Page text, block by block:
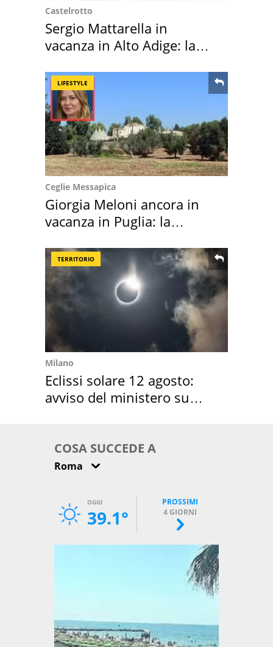
Castelrotto
Sergio Mattarella in
vacanza in Alto Adige: la
LIFESTYLE
Ceglie Messapica
Giorgia Meloni ancora in
vacanza in Puglia: la
TERRITORIO
Milano
Eclissi solare 12 agosto:
avviso del ministero su